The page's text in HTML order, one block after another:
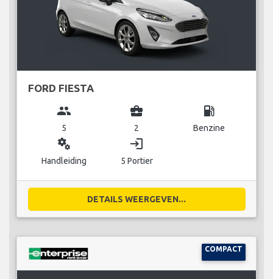
FORD FIESTA
group
5
business_center
2
local_gas_station
Benzine
miscellaneous_services
Handleiding
login
5 Portier
DETAILS WEERGEVEN...
COMPACT